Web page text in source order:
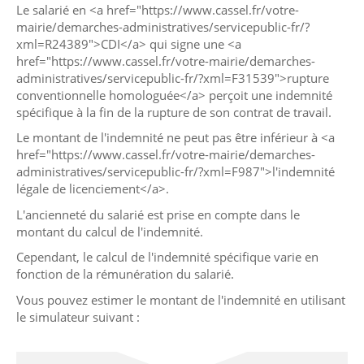
Le salarié en <a href="https://www.cassel.fr/votre-
mairie/demarches-administratives/servicepublic-fr/?
xml=R24389">CDI</a> qui signe une <a
href="https://www.cassel.fr/votre-mairie/demarches-
administratives/servicepublic-fr/?xml=F31539">rupture
conventionnelle homologuée</a> perçoit une indemnité
spécifique à la fin de la rupture de son contrat de travail.
Le montant de l'indemnité ne peut pas être inférieur à <a
href="https://www.cassel.fr/votre-mairie/demarches-
administratives/servicepublic-fr/?xml=F987">l'indemnité
légale de licenciement</a>.
L'ancienneté du salarié est prise en compte dans le
montant du calcul de l'indemnité.
Cependant, le calcul de l'indemnité spécifique varie en
fonction de la rémunération du salarié.
Vous pouvez estimer le montant de l'indemnité en utilisant
le simulateur suivant :